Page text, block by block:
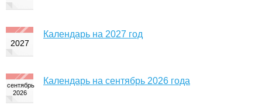
Календарь на 2027 год
Календарь на сентябрь 2026 года